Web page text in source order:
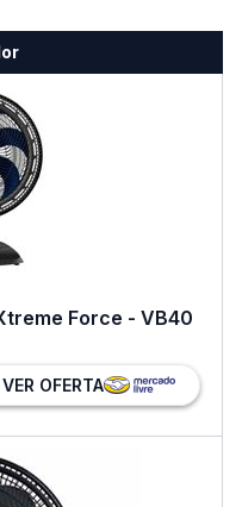
Force - VB40
VER OFERTA